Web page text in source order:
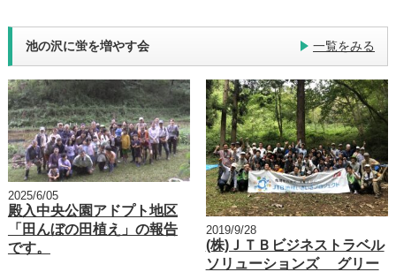
池の沢に蛍を増やす会 一覧をみる
2025/6/05
殿入中央公園アドプト地区
「田んぼの田植え」の報告
です。
2019/9/28
(株)ＪＴＢビジネストラベル
ソリューションズ グリー